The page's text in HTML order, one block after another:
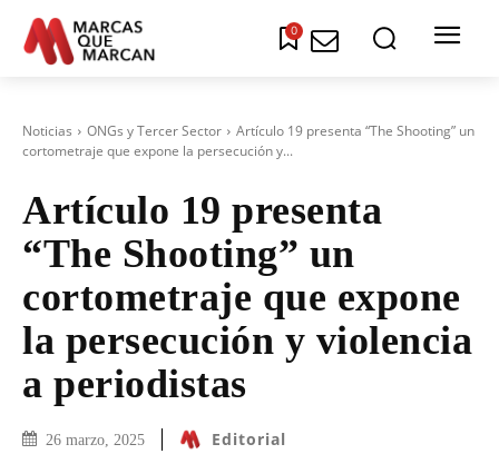
0
Noticias ONGs y Tercer Sector
Artículo 19 presenta “The Shooting” un
cortometraje que expone la persecución y...
Artículo 19 presenta
“The Shooting” un
cortometraje que expone
la persecución y violencia
a periodistas
26 marzo, 2025 Editorial